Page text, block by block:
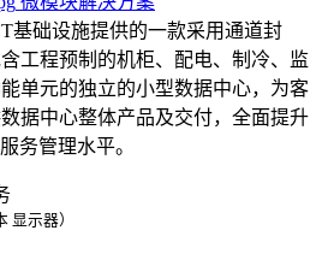
基础设施提供的一款采用通道封
工程预制的机柜、配电、制冷、监
单元的独立的小型数据中心，为客
据中心整体产品及交付，全面提升
务管理水平。
显示器）